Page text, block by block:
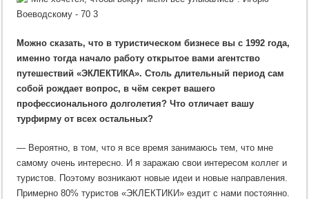
Можно сказать, что в туристическом бизнесе вы с 1992 года,
именно тогда начало работу открытое вами агентство
путешествий «ЭКЛЕКТИКА». Столь длительный период сам
собой рождает вопрос, в чём секрет вашего
профессионального долголетия? Что отличает вашу
турфирму от всех остальных?
— Вероятно, в том, что я все время занимаюсь тем, что мне
самому очень интересно. И я заражаю свои интересом коллег и
туристов. Поэтому возникают новые идеи и новые направления.
Примерно 80% туристов «ЭКЛЕКТИКИ» ездит с нами постоянно.